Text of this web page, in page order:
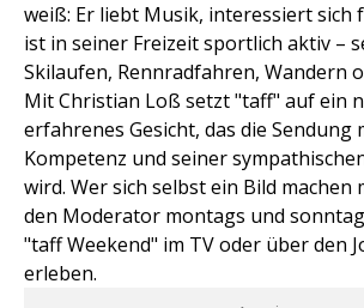
weiß: Er liebt Musik, interessiert
ist in seiner Freizeit sportlich aktiv –
Skilaufen, Rennradfahren, Wandern
Mit Christian Loß setzt "taff" auf ein
erfahrenes Gesicht, das die Sendung
Kompetenz und seiner
wird. Wer sich selbst ein Bild machen
den Moderator montags und
"taff Weekend" im TV oder über den
erleben.